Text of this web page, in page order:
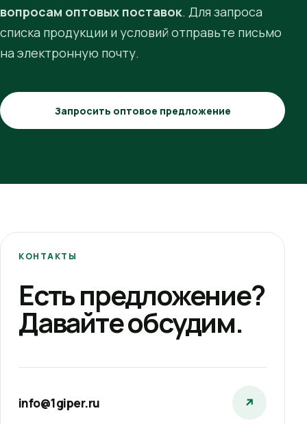
вопросам оптовых поставок. Для запроса
списка продукции и условий отправьте письмо
на электронную почту.
Запросить оптовое предложение
КОНТАКТЫ
Есть предложение?
Давайте обсудим.
info@1giper.ru ↗